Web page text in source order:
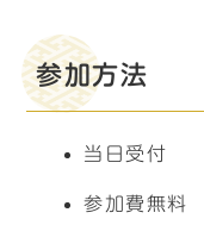
参加方法
当日受付
参加費無料